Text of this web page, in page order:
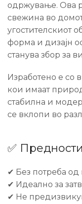
одржување. Ова
свежина во
угостителскиот
форма и дизајн
станува збор за
Изработено е со
кои имаат
стабилна и
се вклопи во
✅
✔ Без потреба од
✔ Идеално за
✔ Не